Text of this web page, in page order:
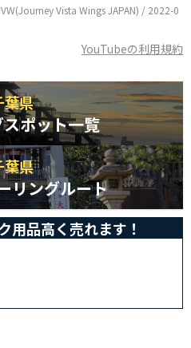
Vista Wings JAPAN) / 2022-0
YouTubeの利用規約
葉県
ポット一覧
葉県
リングルート
用品高く売れます！